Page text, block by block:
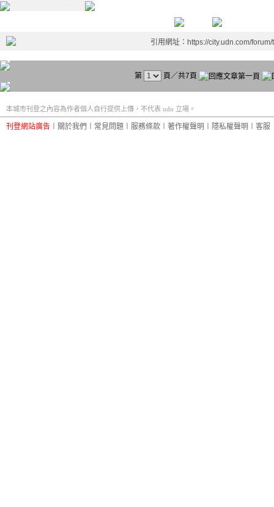
引用網址：https://city.udn.com/
第 頁／共7頁
本城市刊登之內容為作者個人自行提供上傳，不代表 udn 立場。
刊登網站廣告 關於我們 常見問題 服務條款 著作權聲明 隱私權聲明 客服